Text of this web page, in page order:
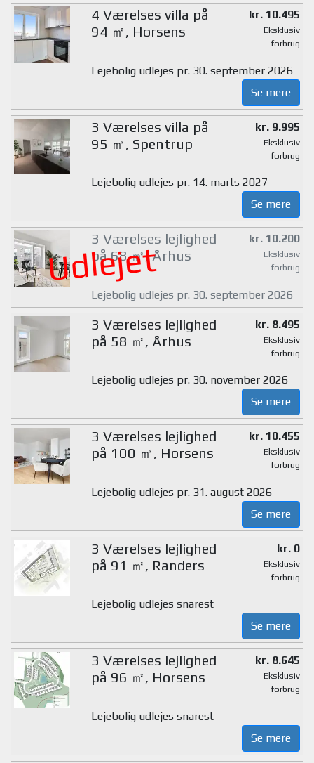
4 Værelses villa på
94 ㎡, Horsens
kr. 10.495
Eksklusiv
forbrug
Lejebolig udlejes pr. 30. september 2026
Se mere
3 Værelses villa på
95 ㎡, Spentrup
kr. 9.995
Eksklusiv
forbrug
Lejebolig udlejes pr. 14. marts 2027
Se mere
Udlejet
3 Værelses lejlighed
på 68 ㎡, Århus
kr. 10.200
Eksklusiv
forbrug
Lejebolig udlejes pr. 30. september 2026
3 Værelses lejlighed
på 58 ㎡, Århus
kr. 8.495
Eksklusiv
forbrug
Lejebolig udlejes pr. 30. november 2026
Se mere
3 Værelses lejlighed
på 100 ㎡, Horsens
kr. 10.455
Eksklusiv
forbrug
Lejebolig udlejes pr. 31. august 2026
Se mere
3 Værelses lejlighed
på 91 ㎡, Randers
kr. 0
Eksklusiv
forbrug
Lejebolig udlejes snarest
Se mere
3 Værelses lejlighed
på 96 ㎡, Horsens
kr. 8.645
Eksklusiv
forbrug
Lejebolig udlejes snarest
Se mere